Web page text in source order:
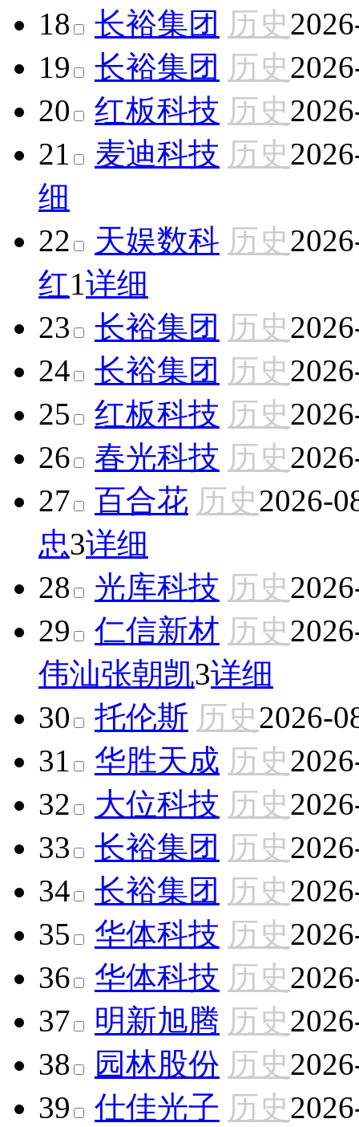
18
长裕集团 历史
19
长裕集团 历史
20
红板科技 历史
21
麦迪科技 历史
细
22
天娱数科 历史
红1详细
23
长裕集团 历史
24
长裕集团 历史
25
红板科技 历史
26
春光科技 历史
27
百合花 历史2026-
忠3详细
28
光库科技 历史
29
仁信新材 历史
伟汕张朝凯3详细
30
托伦斯 历史2026-
31
华胜天成 历史
32
大位科技 历史
33
长裕集团 历史
34
长裕集团 历史
35
华体科技 历史
36
华体科技 历史
37
明新旭腾 历史
38
园林股份 历史
39
仕佳光子 历史